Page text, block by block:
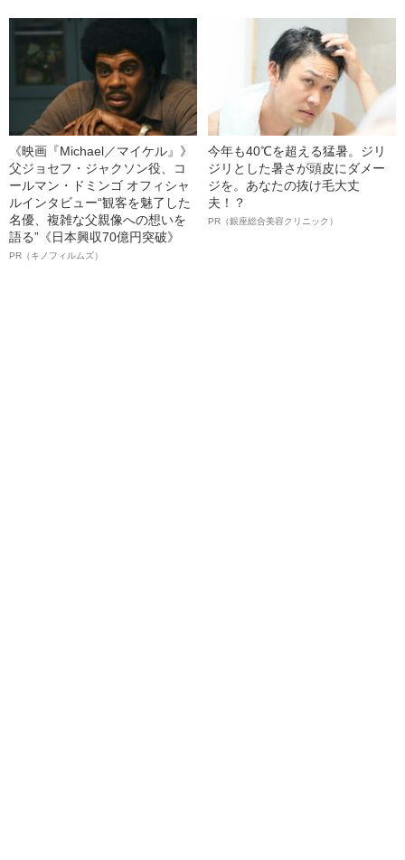
《映画『Michael／マイケル』》
父ジョセフ・ジャクソン役、コ
ールマン・ドミンゴ オフィシャ
ルインタビュー“観客を魅了した
名優、複雑な父親像への想いを
語る”《日本興収70億円突破》
PR（キノフィルムズ）
今年も40℃を超える猛暑。ジリ
ジリとした暑さが頭皮にダメー
ジを。あなたの抜け毛大丈
夫！？
PR（銀座総合美容クリニック）